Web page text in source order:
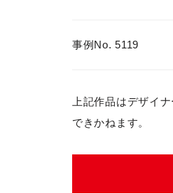
事例No. 5119
上記作品はデザイ
できかねます。